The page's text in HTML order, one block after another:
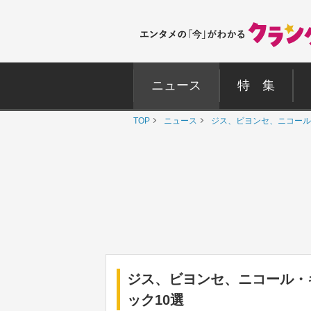
ニュース 特 集
TOP ニュース ジス、ビヨンセ、ニコー
ジス、ビヨンセ、ニコール
ック10選